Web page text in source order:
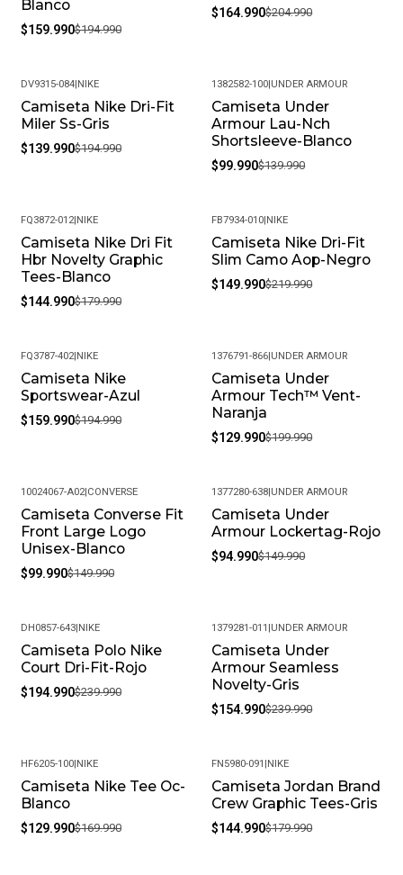
Blanco
$159.990$194.990
$164.990$204.990
-28%
DV9315-084|NIKE
Camiseta Nike Dri-Fit
Miler Ss-Gris
$139.990$194.990
-29%
1382582-100|UNDER ARMOUR
Camiseta Under
Armour Lau-Nch
Shortsleeve-Blanco
$99.990$139.990
-19%
FQ3872-012|NIKE
Camiseta Nike Dri Fit
Hbr Novelty Graphic
Tees-Blanco
$144.990$179.990
-32%
FB7934-010|NIKE
Camiseta Nike Dri-Fit
Slim Camo Aop-Negro
$149.990$219.990
-18%
FQ3787-402|NIKE
Camiseta Nike
Sportswear-Azul
$159.990$194.990
-35%
1376791-866|UNDER ARMOUR
Camiseta Under
Armour Tech™ Vent-
Naranja
$129.990$199.990
-33%
10024067-A02|CONVERSE
Camiseta Converse Fit
Front Large Logo
Unisex-Blanco
$99.990$149.990
-37%
1377280-638|UNDER ARMOUR
Camiseta Under
Armour Lockertag-Rojo
$94.990$149.990
-19%
DH0857-643|NIKE
Camiseta Polo Nike
Court Dri-Fit-Rojo
$194.990$239.990
-35%
1379281-011 |UNDER ARMOUR
Camiseta Under
Armour Seamless
Novelty-Gris
$154.990$239.990
-24%
HF6205-100|NIKE
Camiseta Nike Tee Oc-
Blanco
$129.990$169.990
-19%
FN5980-091 |NIKE
Camiseta Jordan Brand
Crew Graphic Tees-Gris
$144.990$179.990